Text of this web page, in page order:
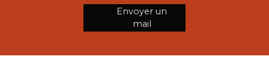
Envoyer un
mail